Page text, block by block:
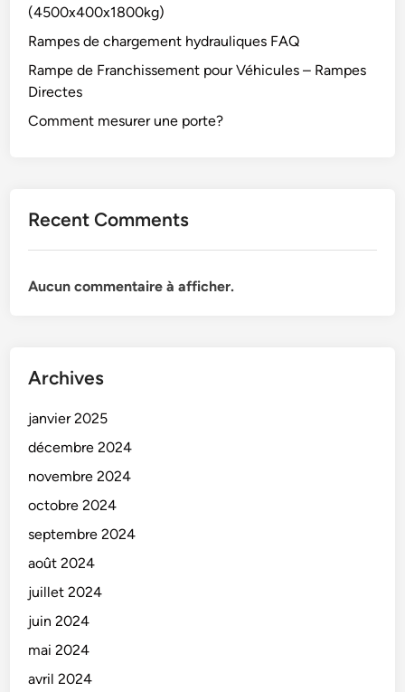
(4500x400x1800kg)
Rampes de chargement hydrauliques FAQ
Rampe de Franchissement pour Véhicules – Rampes
Directes
Comment mesurer une porte?
Recent Comments
Aucun commentaire à afficher.
Archives
janvier 2025
décembre 2024
novembre 2024
octobre 2024
septembre 2024
août 2024
juillet 2024
juin 2024
mai 2024
avril 2024